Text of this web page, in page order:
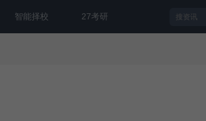
智能择校 27考研